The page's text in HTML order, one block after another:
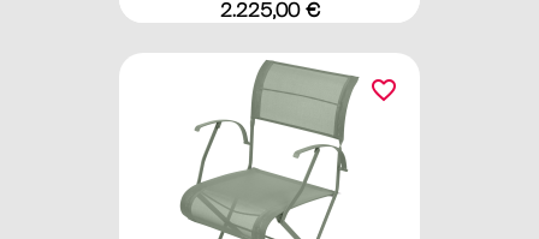
Preis
2.225,00 €
favorite_border